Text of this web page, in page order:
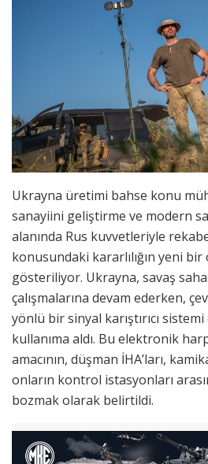
Ukrayna üretimi bahse konu
sanayiini geliştirme ve modern
alanında Rus kuvvetleriyle
konusundaki kararlılığın yeni
gösteriliyor. Ukrayna, savaş
çalışmalarına devam ederken,
yönlü bir sinyal karıştırıcı
kullanıma aldı. Bu elektronik
amacının, düşman İHA’ları,
onların kontrol istasyonları
bozmak olarak belirtildi.